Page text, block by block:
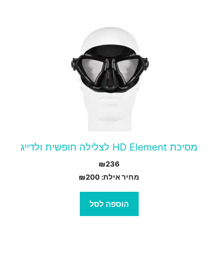
מסיכת HD Element לצלילה חופשית ולדייג
₪236
מחיר אילת:
₪200
הוספה לסל